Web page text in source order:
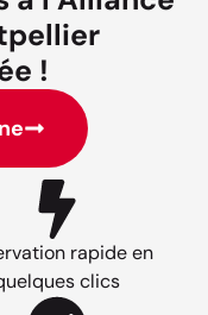
!
rapide en
clics